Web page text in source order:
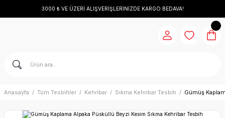
3000 ₺ VE ÜZERİ ALIŞVERİŞLERİNİZDE KARGO BEDAVA!
Anasayfa Tüm Tesbihler Kehribar Sıkma Kehribar Tesbih Gümüş